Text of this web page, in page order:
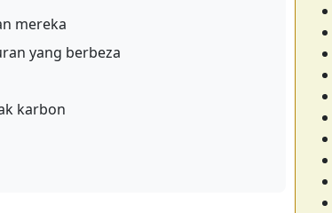
mereka
yang berbeza
karbon